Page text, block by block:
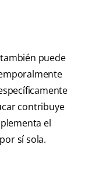
puede
contribuye
el
sí sola.